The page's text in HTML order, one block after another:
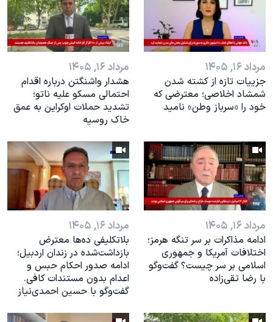
نرگس محمدی برنده جایزه نوبل صلح
همایش محافظه‌کاران آمریکا «سی‌پک»
صفحه‌های ویژه
سفر پرزیدنت ترامپ به چین
مرداد ۱۶, ۱۴۰۵
جزییات تازه از کشته شدن
شمشاد اخلاصی؛ معترضی که
خود را «سرباز وطن» نامید
مرداد ۱۶, ۱۴۰۵
هشدار واشنگتن درباره اقدام
احتمالی مسکو علیه ناتو؛
تشدید حملات اوکراین به عمق
خاک روسیه
مرداد ۱۶, ۱۴۰۵
ادامه مذاکرات بر سر تنگه هرمز؛
اختلافات آمریکا و جمهوری
اسلامی بر سر چیست؟ گفت‌وگو
با رضا تقی‌زاده
مرداد ۱۶, ۱۴۰۵
بلاتکلیفی ده‌ها معترض
بازداشت‌شده در زندان اردبیل؛
ادامه صدور احکام حبس و
اعدام بدون مستندات کافی.
گفت‌وگو با حسین احمدی‌نیاز